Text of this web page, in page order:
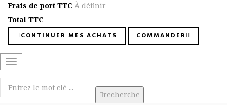
Frais de port TTC À définir
Total TTC
CONTINUER MES ACHATS COMMANDER
Basculer
la
navigation
recherche